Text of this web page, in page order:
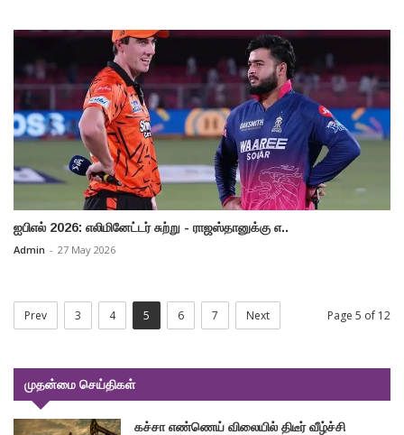
ஐபிஎல் 2026: எலிமினேட்டர் சுற்று - ராஜஸ்தானுக்கு எ..
Admin - 27 May 2026
Prev 3 4 5 6 7 Next Page 5 of 12
முதன்மை செய்திகள்
கச்சா எண்ணெய் விலையில் திடீர் வீழ்ச்சி